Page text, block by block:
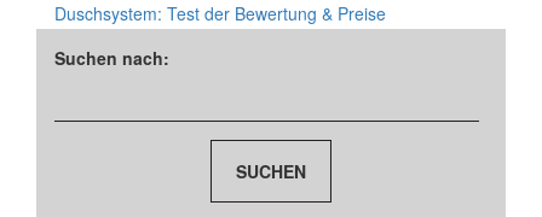
Duschsystem: Test der Bewertung & Preise
Suchen nach: